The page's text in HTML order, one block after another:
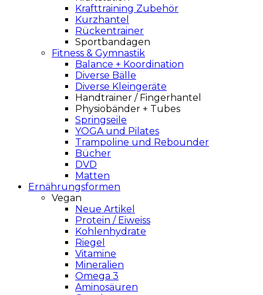
Krafttraining Zubehör
Kurzhantel
Rückentrainer
Sportbandagen
Fitness & Gymnastik
Balance + Koordination
Diverse Bälle
Diverse Kleingeräte
Handtrainer / Fingerhantel
Physiobänder + Tubes
Springseile
YOGA und Pilates
Trampoline und Rebounder
Bücher
DVD
Matten
Ernährungsformen
Vegan
Neue Artikel
Protein / Eiweiss
Kohlenhydrate
Riegel
Vitamine
Mineralien
Omega 3
Aminosäuren